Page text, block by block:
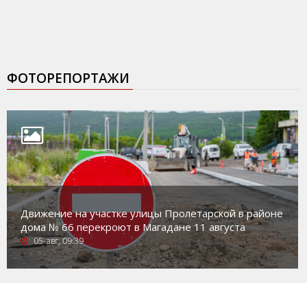
ФОТОРЕПОРТАЖИ
Движение на участке улицы Пролетарской в районе
дома № 66 перекроют в Магадане 11 августа
05-авг, 09:39